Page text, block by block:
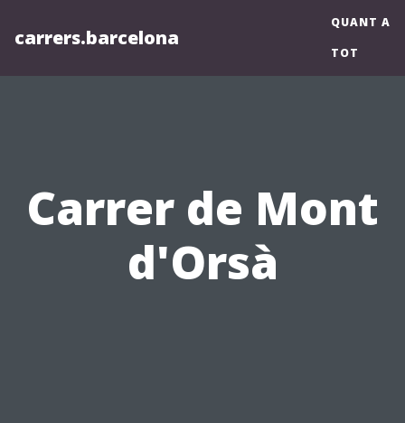
carrers.barcelona
QUANT A
TOT
Carrer de Mont
d'Orsà